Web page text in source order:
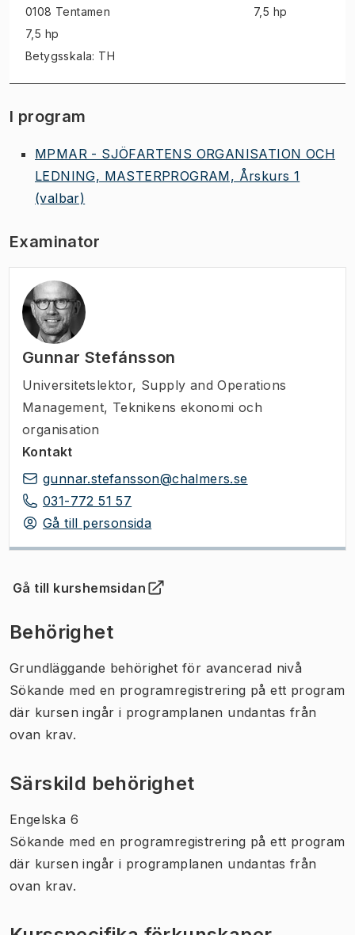
0108 Tentamen
7,5 hp
Betygsskala: TH
7,5 hp
I program
MPMAR - SJÖFARTENS ORGANISATION OCH
LEDNING, MASTERPROGRAM, Årskurs 1
(valbar)
Examinator
Gunnar Stefánsson
Universitetslektor, Supply and Operations
Management, Teknikens ekonomi och
organisation
Kontakt
gunnar.stefansson@chalmers.se
031-772 51 57
Gå till personsida
Gå till kurshemsidan
(Öppnas i ny flik)
Behörighet
Grundläggande behörighet för avancerad nivå
Sökande med en programregistrering på ett program
där kursen ingår i programplanen undantas från
ovan krav.
Särskild behörighet
Engelska 6
Sökande med en programregistrering på ett program
där kursen ingår i programplanen undantas från
ovan krav.